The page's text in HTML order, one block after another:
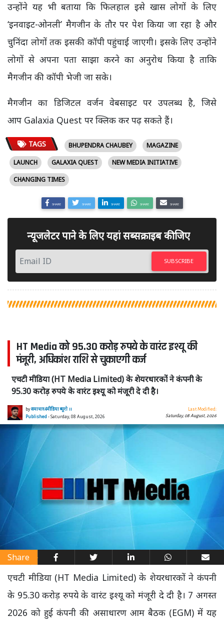
उन्होंने यह भी बताया कि फिलहाल इसे खास लोगों के लिए
‘इनवाइट-ओनली’ मैगजीन के तौर पर पेश किया जा रहा है और
चुनिंदा लोगों तक इसकी कॉपी पहुंचाई जाएगी। इसके लिए उन्होंने
लोगों से अपना पता साझा करने का अनुरोध किया है ताकि
मैगजीन की कॉपी भेजी जा सके।
मैगजीन का डिजिटल वर्जन वेबसाइट पर उपलब्ध है, जिसे
आप Galaxia Quest पर क्लिक कर पढ़ सकते हैं।
TAGS BHUPENDRA CHAUBEY
MAGAZINE
LAUNCH
GALAXIA QUEST
NEW MEDIA INITIATIVE
CHANGING TIMES
SHARE SHARE SHARE SHARE SHARE
न्यूजलेटर पाने के लिए यहां सब्सक्राइब कीजिए
SUBSCRIBE
HT Media को 95.30 करोड़ रुपये के वारंट इश्यू की
मंजूरी, अधिकांश राशि से चुकाएगी कर्ज
एचटी मीडिया (HT Media Limited) के शेयरधारकों ने कंपनी के
95.30 करोड़ रुपये के वारंट इश्यू को मंजूरी दे दी है।
byसमाचार4मीडिया ब्यूरो ।।
Published- Saturday, 08 August, 2026
Last Modified:
Saturday, 08 August, 2026
Share
एचटी मीडिया (HT Media Limited) के शेयरधारकों ने कंपनी
के 95.30 करोड़ रुपये के वारंट इश्यू को मंजूरी दे दी है। 7 अगस्त
2026 को हुई कंपनी की असाधारण आम बैठक (EGM) में यह